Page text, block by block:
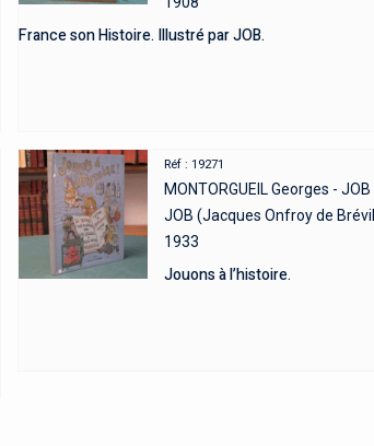
France son Histoire. Illustré par JOB.
Réf : 19271
MONTORGUEIL Georges - JOB
JOB (Jacques Onfroy de
1933
Jouons à l’histoire.